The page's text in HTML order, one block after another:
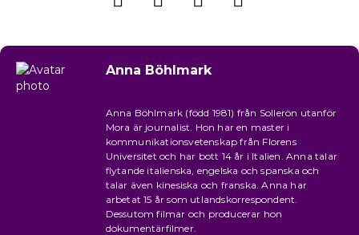
Anna Böhlmark
Anna Böhlmark (född 1981) från Sollerön utanför
Mora är journalist. Hon har en master i
kommunikationsvetenskap från Florens
Universitet och har bott 14 år i Italien. Anna talar
flytande italienska, engelska och spanska och
talar även kinesiska och franska. Anna har
arbetat 15 år som utlandskorrespondent.
Dessutom filmar och producerar hon
dokumentärfilmer.